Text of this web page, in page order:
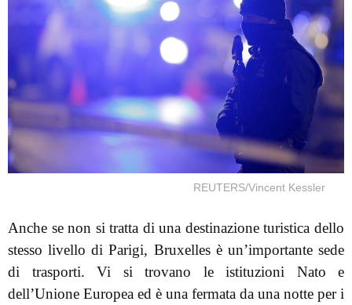
REUTERS/Vincent Kessler
Anche se non si tratta di una destinazione turistica dello
stesso livello di Parigi, Bruxelles è un’importante sede
di trasporti. Vi si trovano le istituzioni Nato e
dell’Unione Europea ed è una fermata da una notte per i